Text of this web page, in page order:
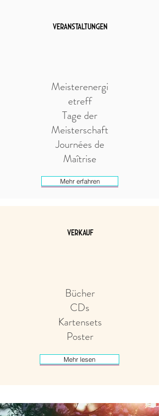
Veranstaltungen
Meisterenergi
etreff
Tage der
Meisterschaft
Journées de
Maîtrise
Mehr erfahren
VERKAUF
Bücher
CDs
Kartensets
Poster
Mehr lesen